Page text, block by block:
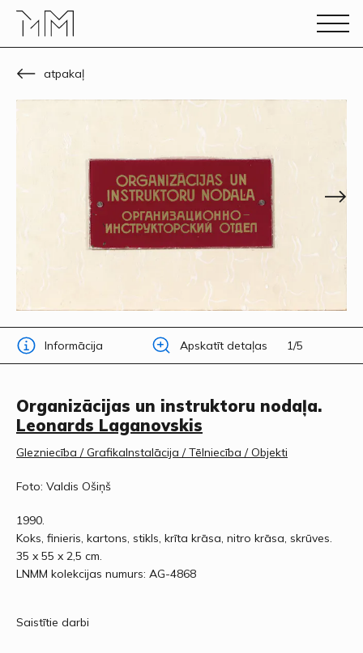
atpakaļ
Informācija Apskatīt detaļas 1/5
Organizācijas un instruktoru nodaļa.
Leonards Laganovskis
Glezniecība / GrafikaInstalācija / Tēlniecība / Objekti
1990.
Koks, finieris, kartons, stikls, krīta krāsa, nitro krāsa, skrūves.
35 x 55 x 2,5 cm.
LNMM kolekcijas numurs: AG-4868
Foto: Valdis Ošiņš
Saistītie darbi